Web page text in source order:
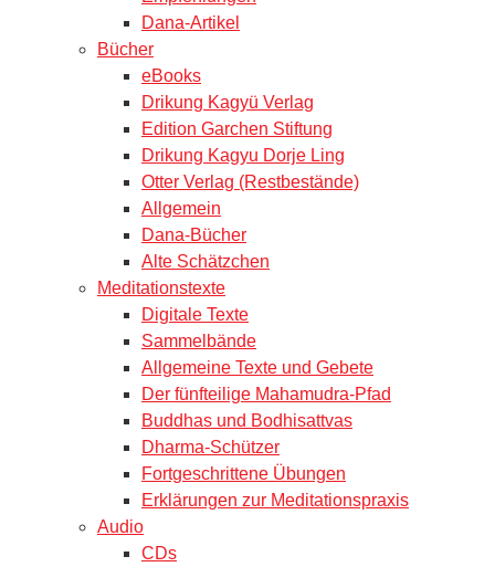
Dana-Artikel
Bücher
eBooks
Drikung Kagyü Verlag
Edition Garchen Stiftung
Drikung Kagyu Dorje Ling
Otter Verlag (Restbestände)
Allgemein
Dana-Bücher
Alte Schätzchen
Meditationstexte
Digitale Texte
Sammelbände
Allgemeine Texte und Gebete
Der fünfteilige Mahamudra-Pfad
Buddhas und Bodhisattvas
Dharma-Schützer
Fortgeschrittene Übungen
Erklärungen zur Meditationspraxis
Audio
CDs